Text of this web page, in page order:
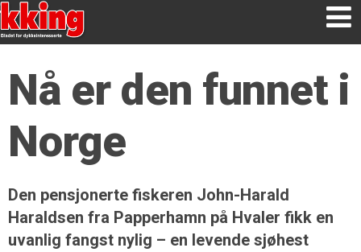
Nå er den funnet i
Norge
Den pensjonerte fiskeren John-Harald
Haraldsen fra Papperhamn på Hvaler fikk en
uvanlig fangst nylig – en levende sjøhest